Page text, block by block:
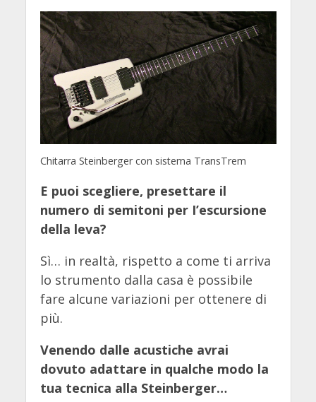
Chitarra Steinberger con sistema TransTrem
E puoi scegliere, presettare il
numero di semitoni per I’escursione
della leva?
Sì… in realtà, rispetto a come ti arriva
lo strumento dalla casa è possibile
fare alcune variazioni per ottenere di
più.
Venendo dalle acustiche avrai
dovuto adattare in qualche modo la
tua tecnica alla Steinberger…